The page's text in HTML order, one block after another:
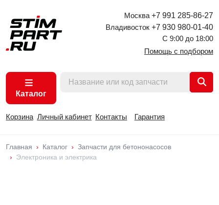
Москва +7 991 285-86-27
Владивосток +7 930 980-01-40
С 9:00 до 18:00
Помощь с подбором
Каталог
Корзина Личный кабинет Контакты Гарантия
Главная Каталог
Запчасти для бетононасосов
Электроника и электрика